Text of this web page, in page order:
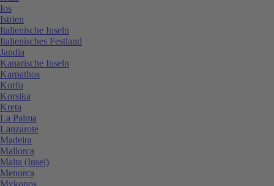
Ios
Istrien
Italienische Inseln
Italienisches Festland
Jandia
Kanarische Inseln
Karpathos
Korfu
Korsika
Kreta
La Palma
Lanzarote
Madeira
Mallorca
Malta (Insel)
Menorca
Mykonos